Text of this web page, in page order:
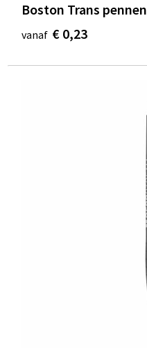
Boston Trans pennen
vanaf € 0,23